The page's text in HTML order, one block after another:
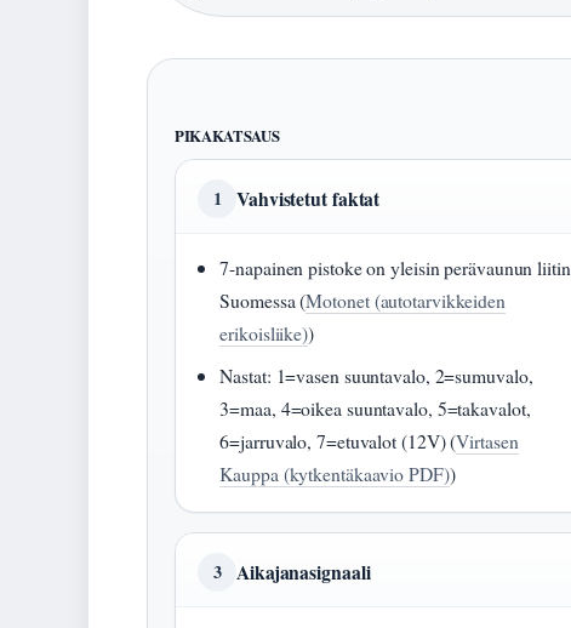
PIKAKATSAUS
1 Vahvistetut faktat
7-napainen pistoke on yleisin perävaunun liitin
Suomessa (Motonet (autotarvikkeiden
erikoisliike))
Nastat: 1=vasen suuntavalo, 2=sumuvalo,
3=maa, 4=oikea suuntavalo, 5=takavalot,
6=jarruvalo, 7=etuvalot (12V) (Virtasen
Kauppa (kytkentäkaavio PDF))
3 Aikajanasignaali